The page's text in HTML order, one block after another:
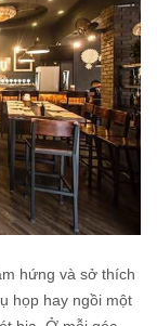
hứng và sở thích
họp hay ngồi một